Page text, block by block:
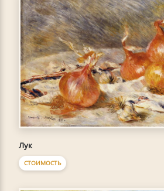
Лук
СТОИМОСТЬ